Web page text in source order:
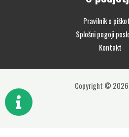
Pravilnik o
Splošni pogoji
Kontakt
Copyright © 2026